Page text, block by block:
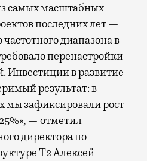
самых масштабных
последних лет —
диапазона в
перенастройки
Инвестиции в развитие
результат: в
мы зафиксировали рост
— отметил
директора по
Т2 Алексей